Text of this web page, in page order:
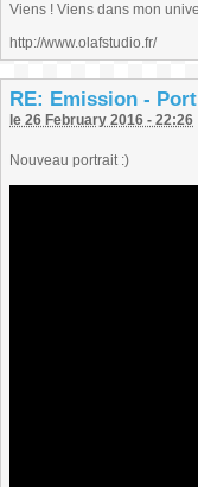
Viens ! Viens dans mon
http://www.olafstudio.fr/
RE: Emission -
le 26 February 2016 - 22:26
Nouveau portrait :)